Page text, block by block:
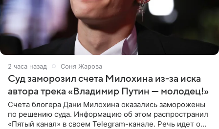
2 часа назад Соня Жарова
Суд заморозил счета Милохина из-за иска
автора трека «Владимир Путин — молодец!»
Счета блогера Дани Милохина оказались заморожены
по решению суда. Информацию об этом распространил
«Пятый канал» в своем Telegram-канале. Речь идет о